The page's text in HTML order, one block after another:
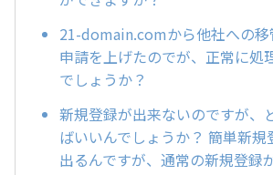
21-domain.comから他社への
申請を上げたのでが、正常に処
でしょうか？
新規登録が出来ないのですが、
ばいいんでしょうか？ 簡単新
出るんですが、通常の新規登録